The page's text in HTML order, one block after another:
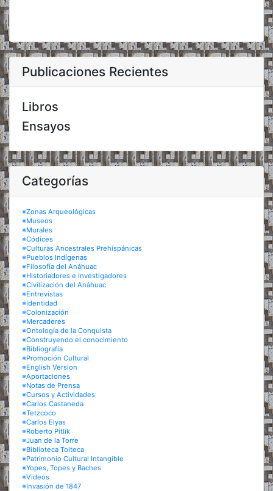
Publicaciones Recientes
Libros
Ensayos
Categorías
※Zonas Arqueológicas
※Museos
※Murales
※Códices
※Culturas Ancestrales Prehispánicas
※Pueblos Indígenas
※Filosofía del Anáhuac
※Historiadores e Investigadores
※Civilización del Anáhuac
※Entrevistas
※Identidad
※Colonización
※Mercaderes
※Ontología de la Conquista
※Construyendo el conocimiento
※Bibliografía
※Promoción Cultural
※English Version
※Aportaciones
※Notas de Prensa
※Cursos y Actividades
※Carlos Castaneda
※Tetzcoco
※Carlos Elyas
※Roberto Pitlik
※Juan de la Torre
※Biblioteca Tolteca
※Patrimonio Cultural Intangible
※Yopes, Topes y Baches
※Videos
※Invasión de 1847